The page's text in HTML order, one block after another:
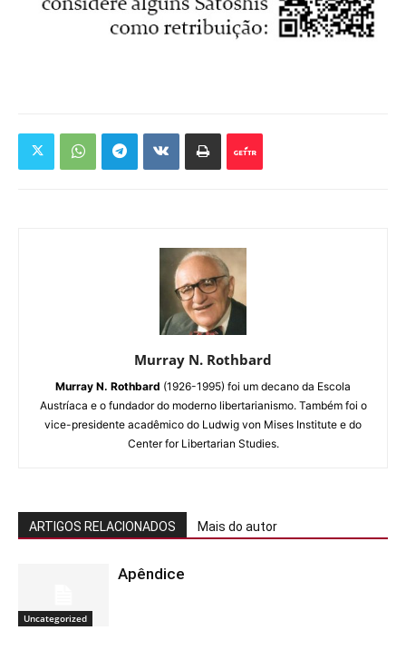
Murray N. Rothbard
Murray N. Rothbard (1926-1995) foi um decano da Escola
Austríaca e o fundador do moderno libertarianismo. Também foi o
vice-presidente acadêmico do Ludwig von Mises Institute e do
Center for Libertarian Studies.
ARTIGOS RELACIONADOS Mais do autor
Uncategorized
Apêndice